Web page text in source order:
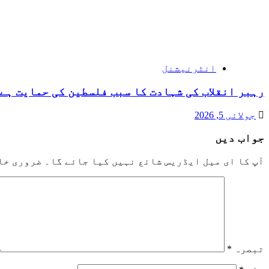
انٹرنیشنل
رہبر انقلاب کی شہادت کا سبب فلسطین کی حمایت
جولائی 5, 2026
جواب دیں
آپ کا ای میل ایڈریس شائع نہیں کیا جائے گا۔ ضروری
تبصرہ *